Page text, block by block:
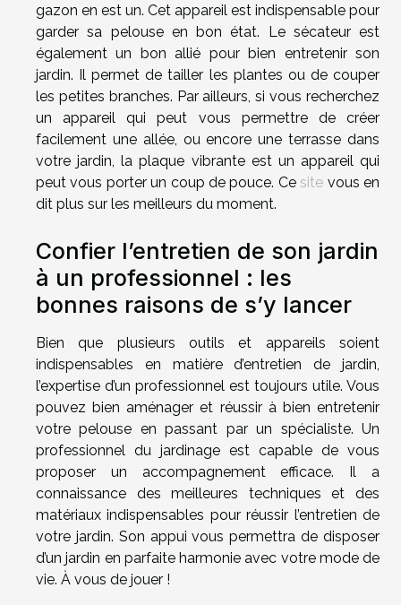
gazon en est un. Cet appareil est indispensable pour
garder sa pelouse en bon état. Le sécateur est
également un bon allié pour bien entretenir son
jardin. Il permet de tailler les plantes ou de couper
les petites branches. Par ailleurs, si vous recherchez
un appareil qui peut vous permettre de créer
facilement une allée, ou encore une terrasse dans
votre jardin, la plaque vibrante est un appareil qui
peut vous porter un coup de pouce. Cesite vous en
dit plus sur les meilleurs du moment.
Confier l’entretien de son jardin
à un professionnel : les
bonnes raisons de s’y lancer
Bien que plusieurs outils et appareils soient
indispensables en matière d’entretien de jardin,
l’expertise d’un professionnel est toujours utile. Vous
pouvez bien aménager et réussir à bien entretenir
votre pelouse en passant par un spécialiste. Un
professionnel du jardinage est capable de vous
proposer un accompagnement efficace. Il a
connaissance des meilleures techniques et des
matériaux indispensables pour réussir l’entretien de
votre jardin. Son appui vous permettra de disposer
d’un jardin en parfaite harmonie avec votre mode de
vie. À vous de jouer !